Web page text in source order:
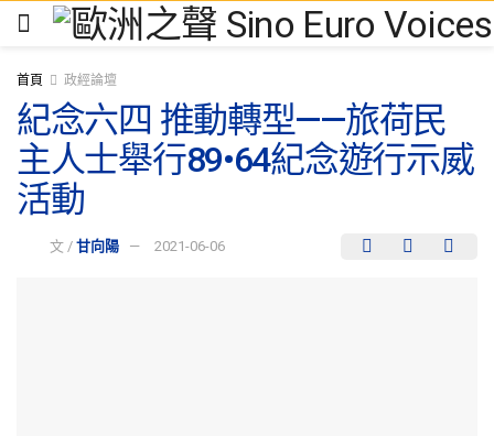
首頁 政經論壇
紀念六四 推動轉型——旅荷民
主人士舉行89•64紀念遊行示威
活動
文 / 甘向陽 2021-06-06